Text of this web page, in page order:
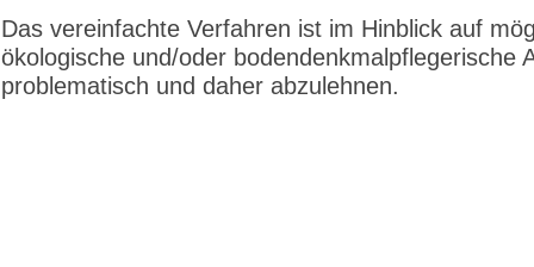
Das vereinfachte Verfahren ist im Hinblick auf
ökologische und/oder bodendenkmalpflegerische
problematisch und daher abzulehnen.